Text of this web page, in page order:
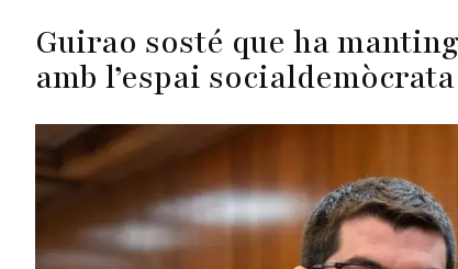
Guirao sosté que ha
amb l’espai socialdemòcrata